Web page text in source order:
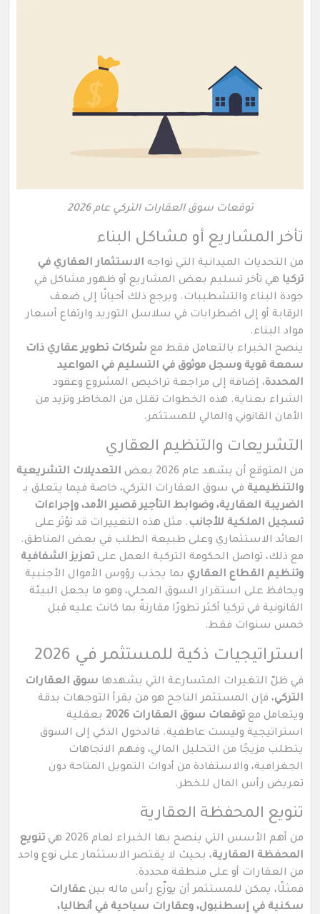
توقعات سوق العقارات التركي عام 2026
تأخر المشاريع أو مشاكل البناء
من التحديات الميدانية التي تواجه الاستثمار العقاري في
تركيا هي تأخر تسليم بعض المشاريع أو ظهور مشاكل في
جودة البناء والتشطيبات. ويرجع ذلك أحيانًا إلى ضعف
الرقابة أو إلى اضطرابات في سلاسل التوريد وارتفاع أسعار
مواد البناء.
ينصح الخبراء بالتعامل فقط مع شركات تطوير عقاري ذات
سمعة قوية وسجل موثوق في التسليم في المواعيد
المحددة، إضافة إلى مراجعة تراخيص المشروع وعقود
الشراء بعناية. هذه الخطوات تقلل من المخاطر وتزيد من
الأمان القانوني والمالي للمستثمر.
التشريعات والتنظيم العقاري
من المتوقع أن يشهد عام 2026 بعض
التعديلات التشريعية
والتنظيمية في سوق العقارات التركي، خاصة فيما يتعلق بـ
الضريبة العقارية، وضوابط التأجير قصير الأمد، وإجراءات
تسجيل الملكية للأجانب. مثل هذه التغييرات قد تؤثر على
العائد الاستثماري وعلى طبيعة الطلب في بعض المناطق.
مع ذلك، تواصل الحكومة التركية العمل على تعزيز الشفافية
وتنظيم القطاع العقاري بما يجذب رؤوس الأموال الأجنبية
ويحافظ على استقرار السوق المحلي، وهو ما يجعل البيئة
القانونية في تركيا أكثر تطورًا مقارنةً بما كانت عليه قبل
خمس سنوات فقط.
استراتيجيات ذكية للمستثمر في 2026
في ظلّ التغيرات المتسارعة التي يشهدها سوق العقارات
التركي، فإن المستثمر الناجح هو من يقرأ التوجهات بدقة
ويتعامل مع توقعات سوق العقارات 2026
بعقلية
استراتيجية وليست عاطفية. فالدخول الذكي إلى السوق
يتطلب مزيجًا من التحليل المالي، وفهم الاتجاهات
الجغرافية، والاستفادة من أدوات التمويل المتاحة دون
تعريض رأس المال للخطر.
تنويع المحفظة العقارية
من أهم الأسس التي ينصح بها الخبراء لعام 2026 هي
تنويع
المحفظة العقارية، بحيث لا يقتصر الاستثمار على نوع واحد
من العقارات أو على منطقة محددة.
فمثلًا، يمكن للمستثمر أن يوزّع رأس ماله بين عقارات
سكنية في إسطنبول، وعقارات سياحية في أنطاليا،